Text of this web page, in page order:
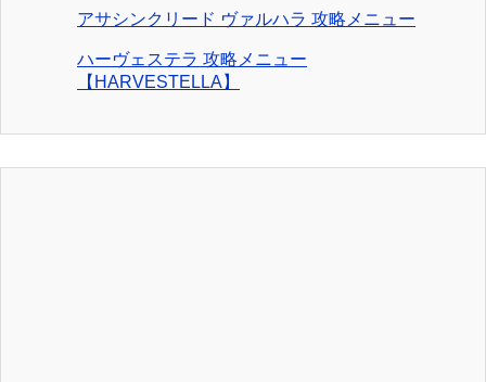
アサシンクリード ヴァルハラ 攻略メニュー
ハーヴェステラ 攻略メニュー
【HARVESTELLA】